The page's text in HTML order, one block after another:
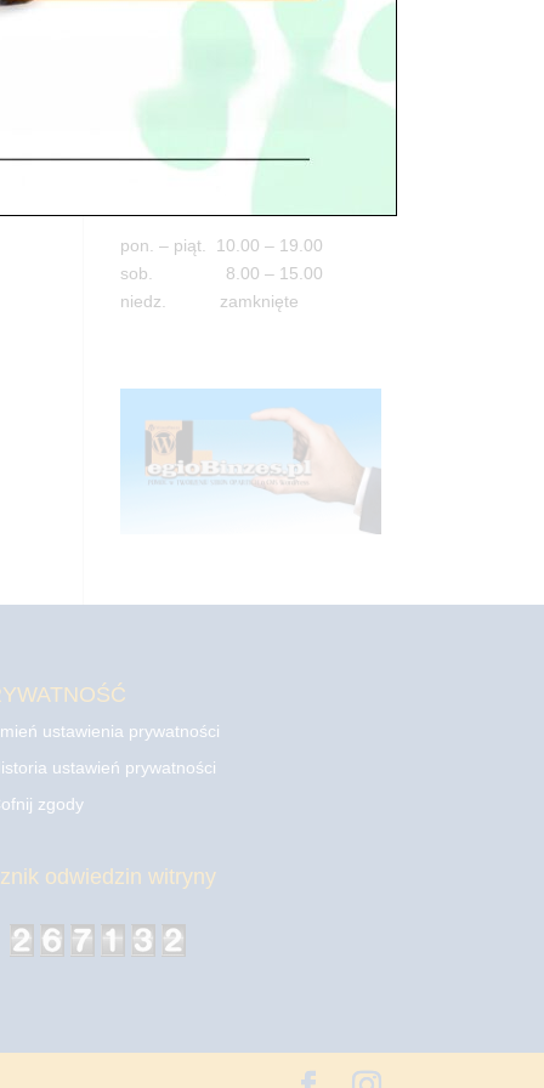
05-100 Nowy Dwór Mazowiecki
tel. 503 900 215
pon. – piąt. 10.00 – 19.00
sob. 8.00 – 15.00
niedz. zamknięte
ustawienia prywatności
ustawień prywatności
zgody
odwiedzin witryny